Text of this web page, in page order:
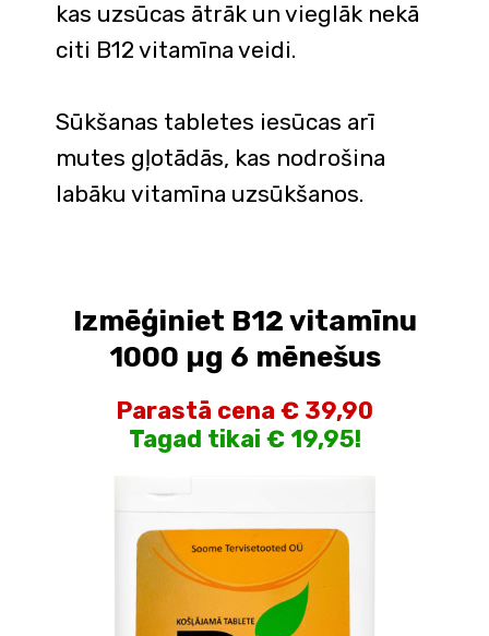
kas uzsūcas ātrāk un vieglāk nekā
citi B12 vitamīna veidi.
Sūkšanas tabletes iesūcas arī
mutes gļotādās, kas nodrošina
labāku vitamīna uzsūkšanos.
Izmēģiniet B12 vitamīnu
1000 µg 6 mēnešus
Parastā cena € 39,90
Tagad tikai € 19,95!